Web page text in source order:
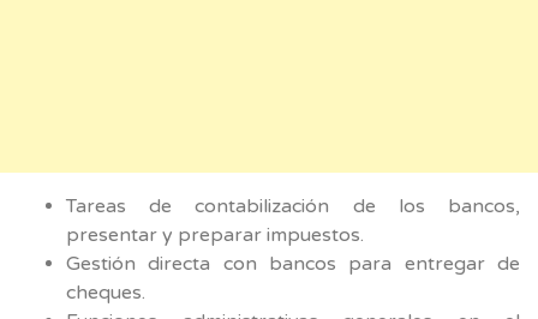
Tareas de contabilización de los bancos,
presentar y preparar impuestos.
Gestión directa con bancos para entregar de
cheques.